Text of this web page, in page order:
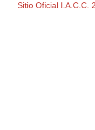
Sitio Oficial I.A.C.C.